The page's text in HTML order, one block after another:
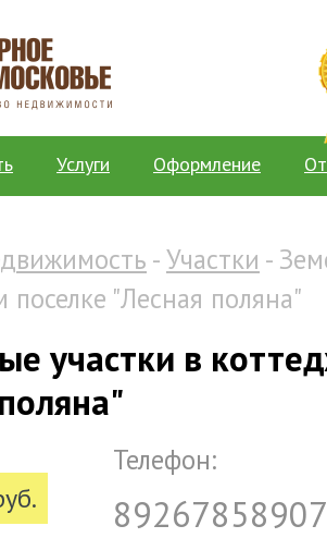
Услуги Оформление
-Участки -
"Лесная поляна"
участки в
Телефон:
89267858907